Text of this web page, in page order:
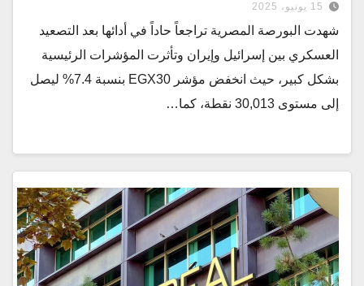
15 يونيو، 2025
شهدت البورصة المصرية تراجعاً حاداً في أدائها بعد التصعيد
العسكري بين إسرائيل وإيران وتأثرت المؤشرات الرئيسية
بشكل كبير، حيث انخفض مؤشر EGX30 بنسبة 7.4% ليصل
إلى مستوى 30,013 نقطة، كما…